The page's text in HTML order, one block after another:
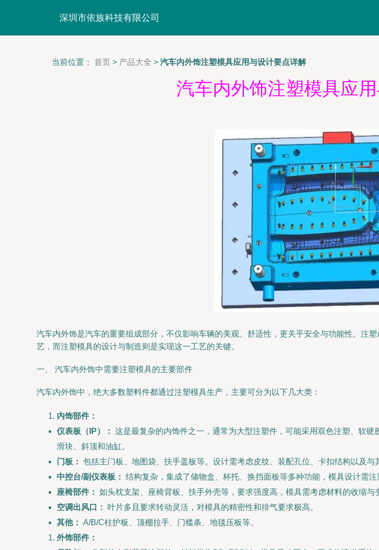
深圳市依族科技有限公司
当前位置： 首页 > 产品大全 > 汽车内外饰注塑模具应用与设计要点详解
汽车内外饰注塑模具应
汽车内外饰是汽车的重要组成部分，不仅影响车辆的美观、舒适性，更关乎安全与功能性。注
艺，而注塑模具的设计与制造则是实现这一工艺的关键。
一、 汽车内外饰中需要注塑模具的主要部件
汽车内外饰中，绝大多数塑料件都通过注塑模具生产，主要可分为以下几大类：
内饰部件：
仪表板（IP）： 这是最复杂的内饰件之一，通常为大型注塑件，可能采用双色注塑、软
滑块、斜顶和油缸。
门板： 包括主门板、地图袋、扶手盖板等。设计需考虑皮纹、装配孔位、卡扣结构以及与
中控台/副仪表板： 结构复杂，集成了储物盒、杯托、换挡面板等多种功能，模具设计需注
座椅部件： 如头枕支架、座椅背板、扶手外壳等，要求强度高，模具需考虑材料的收缩与
空调出风口：
叶片多且要求转动灵活，对模具的精密性和排气要求极高。
其他： A/B/C柱护板、顶棚拉手、门槛条、地毯压板等。
外饰部件：